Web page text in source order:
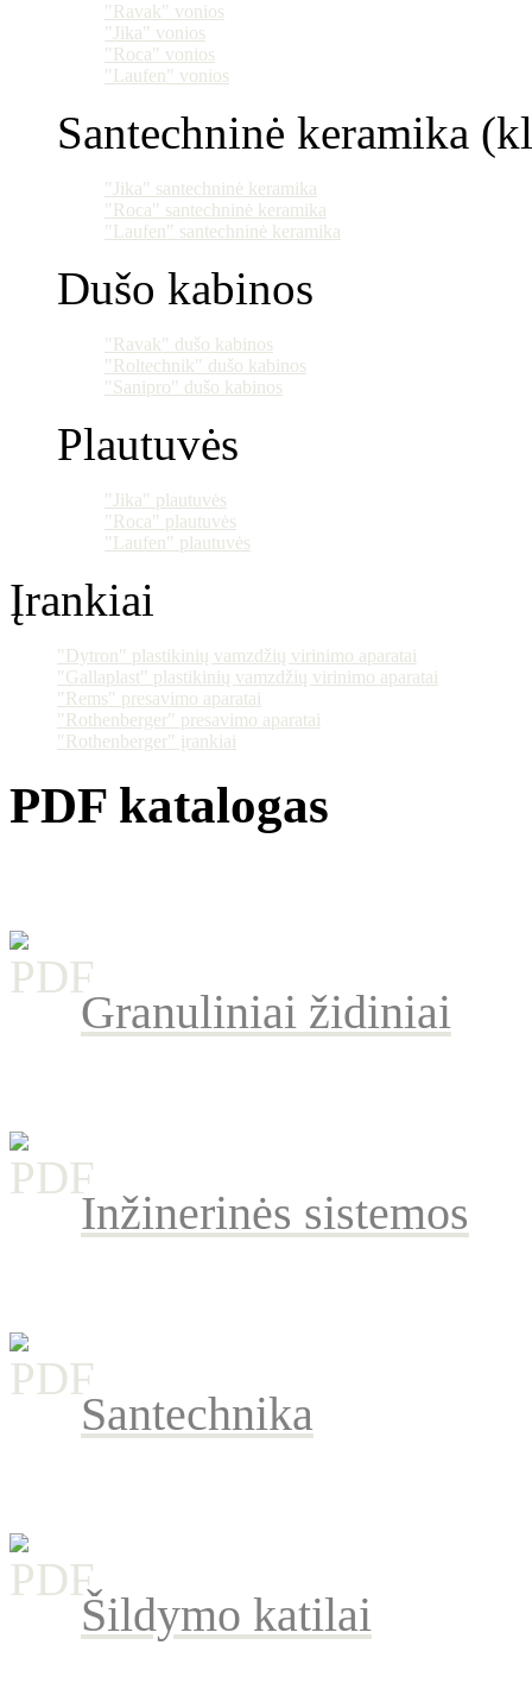
"Ravak" vonios
"Jika" vonios
"Roca" vonios
"Laufen" vonios
Santechninė keramika
"Jika" santechninė keramika
"Roca" santechninė keramika
"Laufen" santechninė keramika
Dušo kabinos
"Ravak" dušo kabinos
"Roltechnik" dušo kabinos
"Sanipro" dušo kabinos
Plautuvės
"Jika" plautuvės
"Roca" plautuvės
"Laufen" plautuvės
Įrankiai
"Dytron" plastikinių vamzdžių virinimo aparatai
"Gallaplast" plastikinių vamzdžių virinimo aparatai
"Rems" presavimo aparatai
"Rothenberger" presavimo aparatai
"Rothenberger" įrankiai
PDF katalogas
Granuliniai židiniai
Inžinerinės sistemos
Santechnika
Šildymo katilai